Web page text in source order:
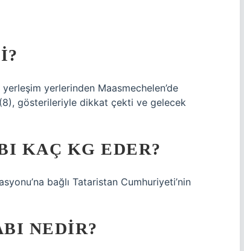
yerleşim yerlerinden Maasmechelen’de
gösterileriyle dikkat çekti ve gelecek
KAÇ KG EDER?
bağlı Tataristan Cumhuriyeti’nin
NEDIR?